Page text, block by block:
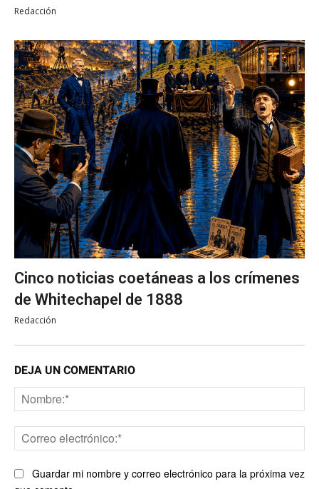
Redacción
Cinco noticias coetáneas a los crímenes
de Whitechapel de 1888
Redacción
DEJA UN COMENTARIO
Guardar mi nombre y correo electrónico para la próxima vez